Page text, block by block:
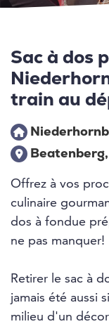
Sac à dos
train au
Beatenberg,
Offrez à vos
culinaire
dos à fondue
ne pas manquer!
Retirer le sac à
jamais été aussi
milieu d'un